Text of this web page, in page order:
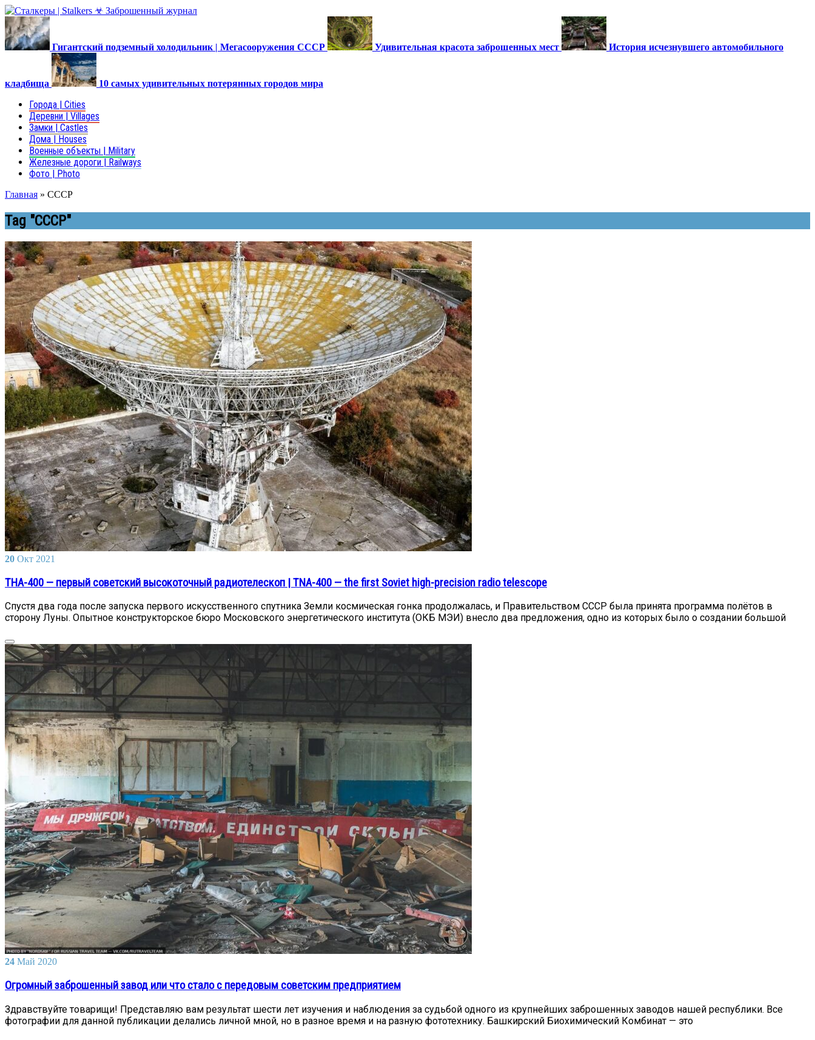
Гигантский подземный холодильник | Мегасооружения СССР Удивительная красота заброшенных мест История исчезнувшего автомобильного
кладбища 10 самых удивительных потерянных городов мира
Города | Cities
Деревни | Villages
Замки | Castles
Дома | Houses
Военные объекты | Military
Железные дороги | Railways
Фото | Photo
Главная » СССР
Tag "СССР"
20 Окт 2021
ТНА-400 — первый советский высокоточный радиотелескоп | TNA-400 — the first Soviet high-precision radio telescope
Спустя два года после запуска первого искусственного спутника Земли космическая гонка продолжалась, и Правительством СССР была принята программа полётов в
сторону Луны. Опытное конструкторское бюро Московского энергетического института (ОКБ МЭИ) внесло два предложения, одно из которых было о создании большой
24 Май 2020
Огромный заброшенный завод или что стало с передовым советским предприятием
Здравствуйте товарищи! Представляю вам результат шести лет изучения и наблюдения за судьбой одного из крупнейших заброшенных заводов нашей республики. Все
фотографии для данной публикации делались личной мной, но в разное время и на разную фототехнику. Башкирский Биохимический Комбинат — это